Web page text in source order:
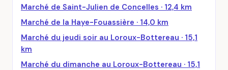
Marché de Saint-Julien de Concelles · 12,4 km
Marché de la Haye-Fouassière · 14,0 km
Marché du jeudi soir au Loroux-Bottereau · 15,1
km
Marché du dimanche au Loroux-Bottereau · 15,1